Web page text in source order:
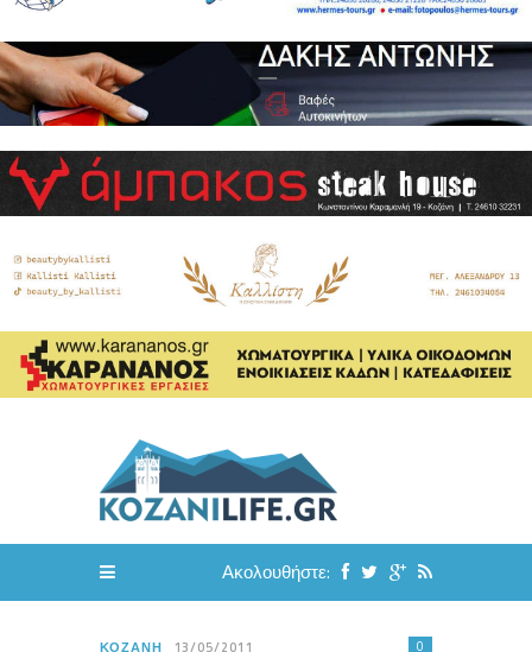
Ακολουθήστε:
ΚΟΖΆΝΗ 13/05/2011 0